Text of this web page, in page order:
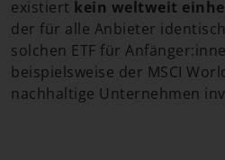
existiert kein weltweit
der für alle Anbieter
solchen ETF für
beispielsweise der MSCI
nachhaltige Unternehmen